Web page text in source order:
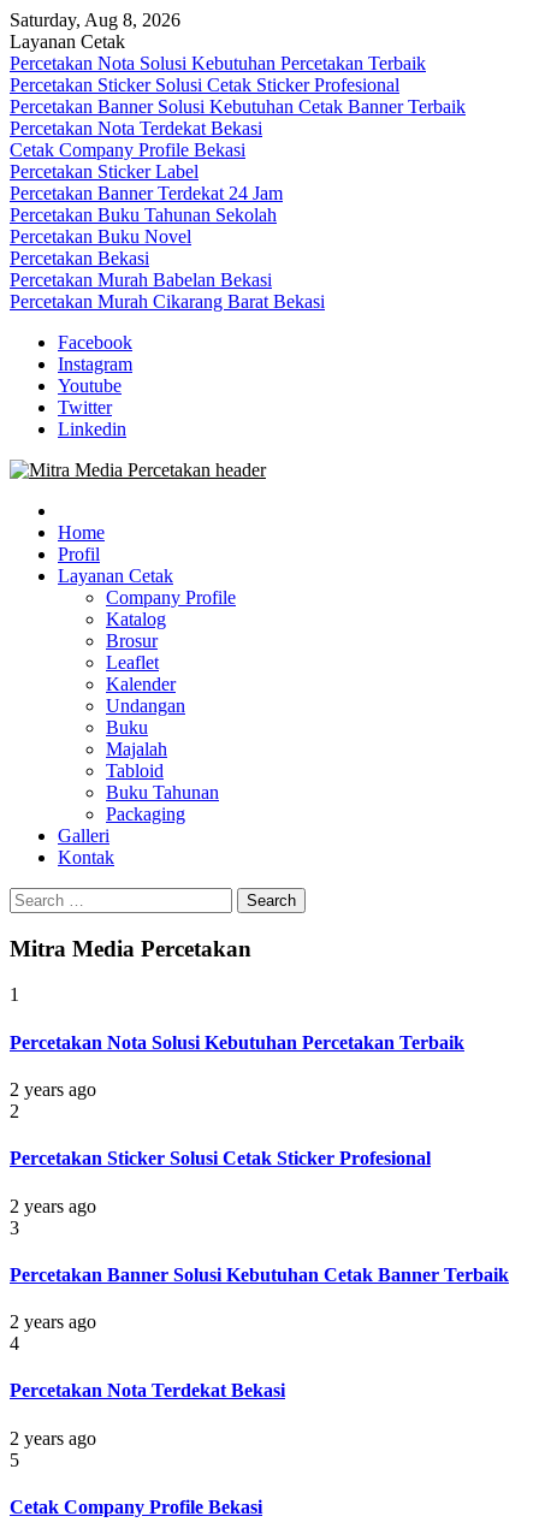
Skip
to
content
Saturday, Aug 8, 2026
Layanan Cetak
Percetakan Nota Solusi Kebutuhan Percetakan Terbaik
Percetakan Sticker Solusi Cetak Sticker Profesional
Percetakan Banner Solusi Kebutuhan Cetak Banner Terbaik
Percetakan Nota Terdekat Bekasi
Cetak Company Profile Bekasi
Percetakan Sticker Label
Percetakan Banner Terdekat 24 Jam
Percetakan Buku Tahunan Sekolah
Percetakan Buku Novel
Percetakan Bekasi
Percetakan Murah Babelan Bekasi
Percetakan Murah Cikarang Barat Bekasi
Facebook
Instagram
Youtube
Twitter
Linkedin
Mitra Media Percetakan Bekasi
0813-1670-6191
0813-1670-6191 (Call/WA) Perusahaan Tempat Alamat Jasa Pusat
Percetakan Bekasi Barat Timur Utara Selatan Murah 24 Jam
Home
Profil
Layanan Cetak
Company Profile
Katalog
Brosur
Leaflet
Kalender
Undangan
Buku
Majalah
Tabloid
Buku Tahunan
Packaging
Galleri
Kontak
Search
for:
Mitra Media Percetakan
1
Percetakan Nota Solusi Kebutuhan Percetakan Terbaik
2 years ago
2
Percetakan Sticker Solusi Cetak Sticker Profesional
2 years ago
3
Percetakan Banner Solusi Kebutuhan Cetak Banner Terbaik
2 years ago
4
Percetakan Nota Terdekat Bekasi
2 years ago
5
Cetak Company Profile Bekasi